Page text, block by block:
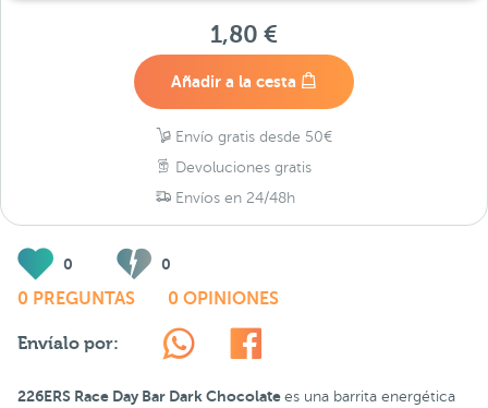
1,80 €
Añadir a la cesta
Envío gratis desde 50€
Devoluciones gratis
Envíos en 24/48h
0 0
0 PREGUNTAS 0 OPINIONES
Envíalo por:
226ERS Race Day Bar Dark Chocolate es una barrita energética